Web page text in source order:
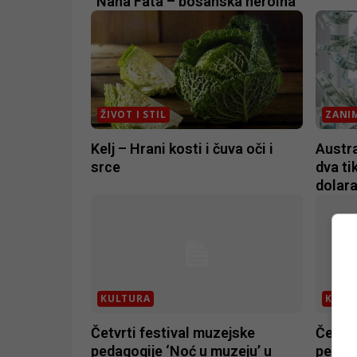
ŽIVOT I STIL
Kelj – Hrani kosti i čuva oči i
srce
dva
dolara
KULTURA
Četvrti festival muzejske
pedagogije ‘Noć u muzeju’ u